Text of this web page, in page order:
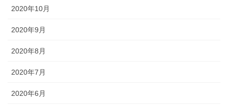
2020年10月
2020年9月
2020年8月
2020年7月
2020年6月